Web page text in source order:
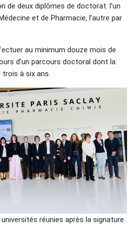
de deux diplômes de doctorat: l’un
et de Pharmacie, l’autre par
au minimum douze mois de
d’un parcours doctoral dont la
trois à six ans.
réunies après la signature